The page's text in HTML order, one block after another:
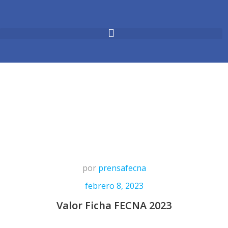
por prensafecna
febrero 8, 2023
Valor Ficha FECNA 2023